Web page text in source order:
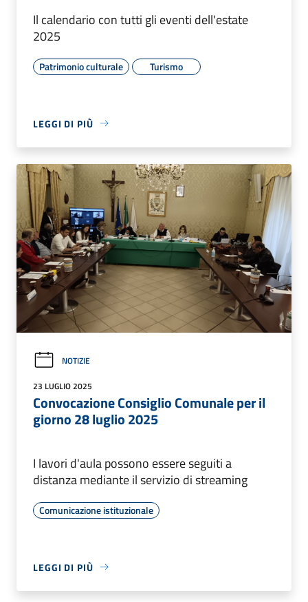
Il calendario con tutti gli eventi dell'estate
2025
Patrimonio culturale Turismo
LEGGI DI PIÙ
NOTIZIE
23 LUGLIO 2025
Convocazione Consiglio Comunale per il
giorno 28 luglio 2025
I lavori d'aula possono essere seguiti a
distanza mediante il servizio di streaming
Comunicazione istituzionale
LEGGI DI PIÙ